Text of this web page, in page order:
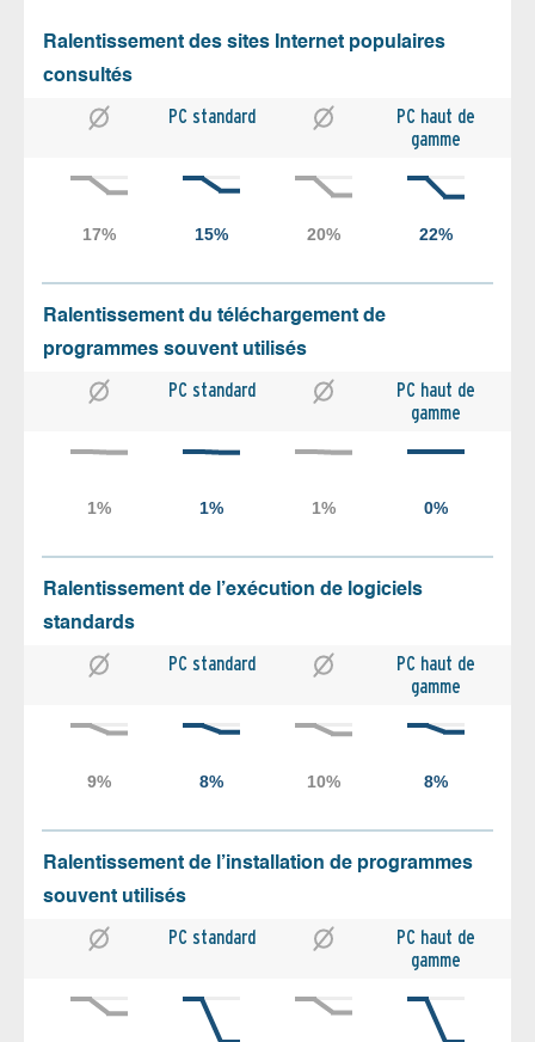
Ralentissement des sites Internet populaires
consultés
PC standard
PC haut de
gamme
Ralentissement du téléchargement de
programmes souvent utilisés
PC standard
PC haut de
gamme
Ralentissement de l’exécution de logiciels
standards
PC standard
PC haut de
gamme
Ralentissement de l’installation de programmes
souvent utilisés
PC standard
PC haut de
gamme